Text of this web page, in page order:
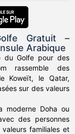
Gratuit –
Arabique
du Golfe pour des
rassemble des
Koweït, le Qatar,
sur des valeurs
moderne Doha ou
des personnes
familiales et